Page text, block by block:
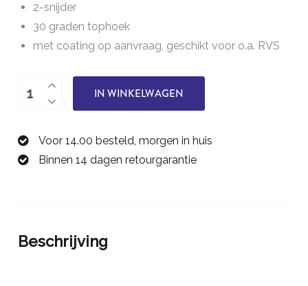
2-snijder
30 graden tophoek
met coating op aanvraag, geschikt voor o.a. RVS
Graveerfrees
00683212
aantal
IN WINKELWAGEN
Voor 14.00 besteld, morgen in huis
Binnen 14 dagen retourgarantie
Beschrijving